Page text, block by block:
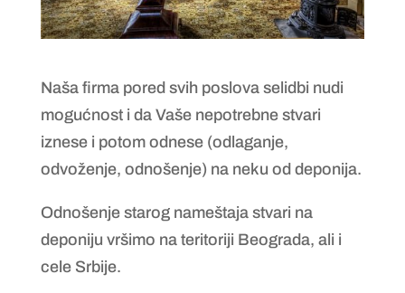
Naša firma pored svih poslova selidbi nudi
mogućnost i da Vaše nepotrebne stvari
iznese i potom odnese (odlaganje,
odvoženje, odnošenje) na neku od deponija.
Odnošenje starog nameštaja stvari na
deponiju vršimo na teritoriji Beograda, ali i
cele Srbije.